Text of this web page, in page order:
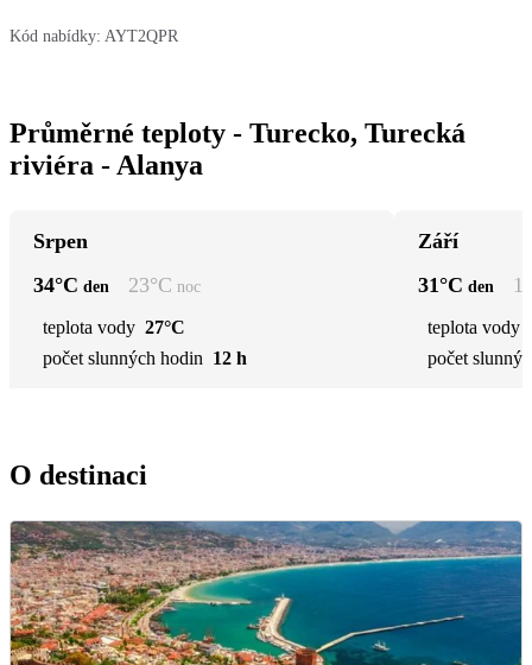
Kód nabídky: AYT2QPR
Průměrné teploty - Turecko, Turecká
riviéra - Alanya
Srpen
34°C den 23°C noc
teplota vody 27°C
počet slunných hodin 12 h
Září
31°C den
teplota vody
počet
O destinaci